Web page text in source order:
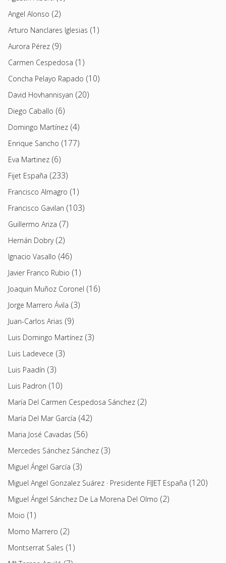
Angel Alonso (2)
Arturo Nanclares Iglesias (1)
Aurora Pérez (9)
Carmen Cespedosa (1)
Concha Pelayo Rapado (10)
David Hovhannisyan (20)
Diego Caballo (6)
Domingo Martínez (4)
Enrique Sancho (177)
Eva Martinez (6)
Fijet España (233)
Francisco Almagro (1)
Francisco Gavilan (103)
Guillermo Ariza (7)
Hernán Dobry(2)
Ignacio Vasallo (46)
Javier Franco Rubio (1)
Joaquin Muñoz Coronel (16)
Jorge Marrero Ávila (3)
Juan-Carlos Arias (9)
Luis Domingo Martínez (3)
Luis Ladevece (3)
Luis Paadín (3)
Luis Padron (10)
María Del Carmen Cespedosa Sánchez (2)
María Del Mar García (42)
Maria José Cavadas (56)
Mercedes Sánchez Sánchez (3)
Miguel Ángel García (3)
Miguel Angel Gonzalez Suárez · Presidente FIJET España (120)
Miguel Ángel Sánchez De La Morena Del Olmo (2)
Moio (1)
Momo Marrero (2)
Montserrat Sales (1)